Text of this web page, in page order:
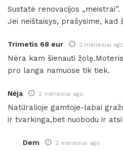
Sustatė renovacijos
Jei neištaisys, prašysime, kad
Trimetis 68 eur 2 mėnesiai ago
Nėra kam šienauti
pro langa namuose tik tiek.
Nėja 2 mėnesiai ago
Natūralioje gamtoje-labai
ir tvarkinga,bet nuobodu ir
Dem 2 mėnesiai ago